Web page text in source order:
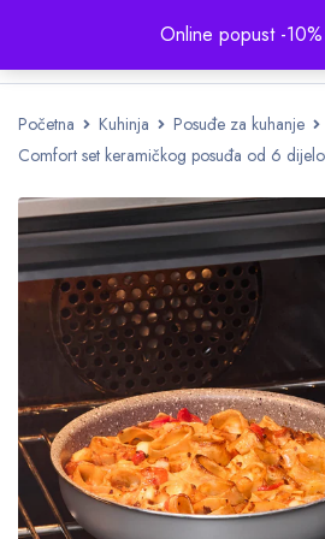
Online popust -10%
Početna Kuhinja Posuđe za kuhanje
Comfort set keramičkog posuđa od 6